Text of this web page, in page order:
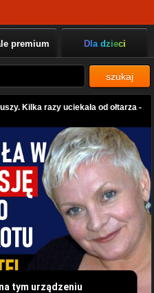
premium Dla dzieci
szukaj
Kilka razy uciekała od ołtarza -
tym urządzeniu